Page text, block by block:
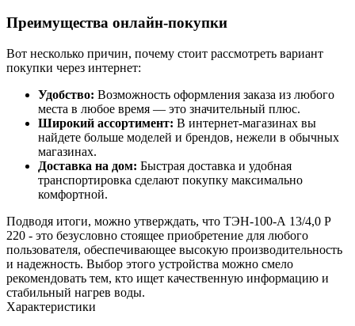
Преимущества онлайн-покупки
Вот несколько причин, почему стоит рассмотреть вариант
покупки через интернет:
Удобство: Возможность оформления заказа из любого
места в любое время — это значительный плюс.
Широкий ассортимент: В интернет-магазинах вы
найдете больше моделей и брендов, нежели в обычных
магазинах.
Доставка на дом: Быстрая доставка и удобная
транспортировка сделают покупку максимально
комфортной.
Подводя итоги, можно утверждать, что ТЭН-100-А 13/4,0 Р
220 - это безусловно стоящее приобретение для любого
пользователя, обеспечивающее высокую производительность
и надежность. Выбор этого устройства можно смело
рекомендовать тем, кто ищет качественную информацию и
стабильный нагрев воды.
Характеристики